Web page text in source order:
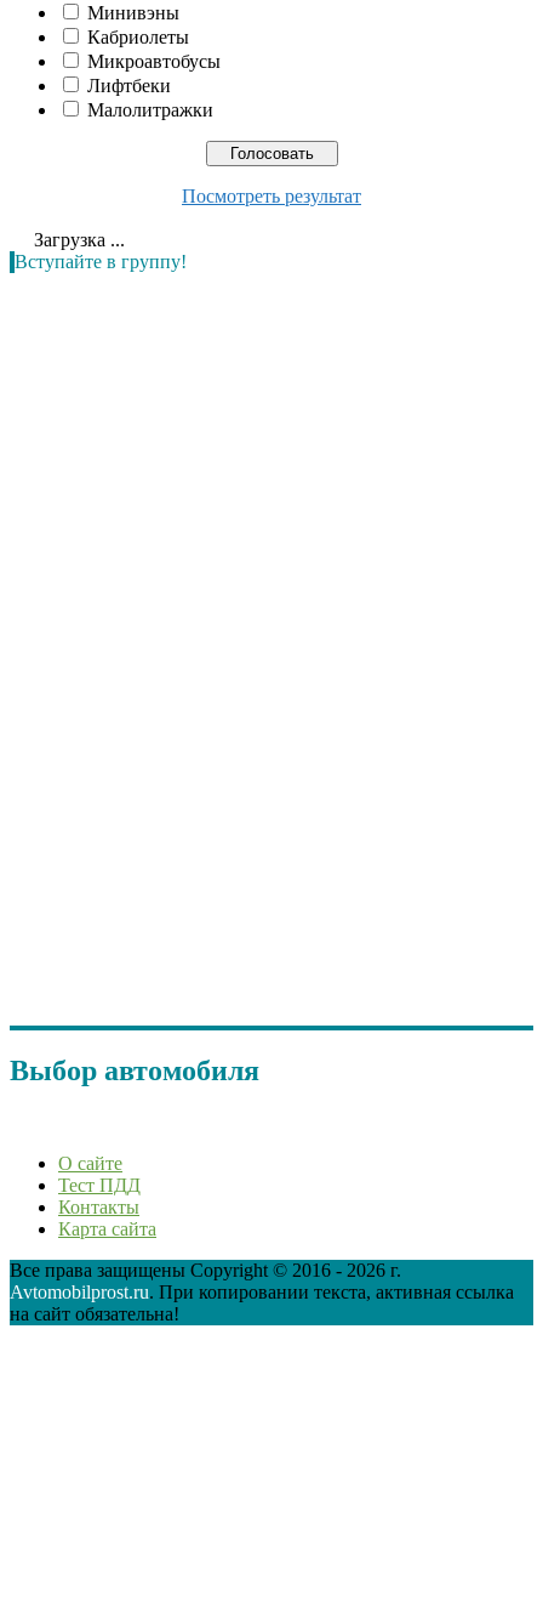
Минивэны
Кабриолеты
Микроавтобусы
Лифтбеки
Малолитражки
Посмотреть результат
Загрузка ...
Вступайте в группу!
Выбор автомобиля
О сайте
Тест ПДД
Контакты
Карта сайта
Все права защищены Copyright © 2016 - 2026 г.
Avtomobilprost.ru. При копировании текста, активная ссылка
на сайт обязательна!